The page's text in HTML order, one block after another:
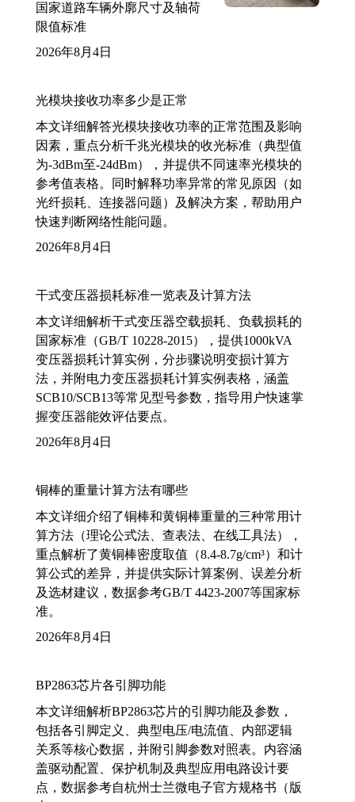
国家道路车辆外廓尺寸及轴荷
限值标准
2026年8月4日
光模块接收功率多少是正常
本文详细解答光模块接收功率的正常范围及影响
因素，重点分析千兆光模块的收光标准（典型值
为-3dBm至-24dBm），并提供不同速率光模块的
参考值表格。同时解释功率异常的常见原因（如
光纤损耗、连接器问题）及解决方案，帮助用户
快速判断网络性能问题。
2026年8月4日
干式变压器损耗标准一览表及计算方法
本文详细解析干式变压器空载损耗、负载损耗的
国家标准（GB/T 10228-2015），提供1000kVA
变压器损耗计算实例，分步骤说明变损计算方
法，并附电力变压器损耗计算实例表格，涵盖
SCB10/SCB13等常见型号参数，指导用户快速掌
握变压器能效评估要点。
2026年8月4日
铜棒的重量计算方法有哪些
本文详细介绍了铜棒和黄铜棒重量的三种常用计
算方法（理论公式法、查表法、在线工具法），
重点解析了黄铜棒密度取值（8.4-8.7g/cm³）和计
算公式的差异，并提供实际计算案例、误差分析
及选材建议，数据参考GB/T 4423-2007等国家标
准。
2026年8月4日
BP2863芯片各引脚功能
本文详细解析BP2863芯片的引脚功能及参数，
包括各引脚定义、典型电压/电流值、内部逻辑
关系等核心数据，并附引脚参数对照表。内容涵
盖驱动配置、保护机制及典型应用电路设计要
点，数据参考自杭州士兰微电子官方规格书（版